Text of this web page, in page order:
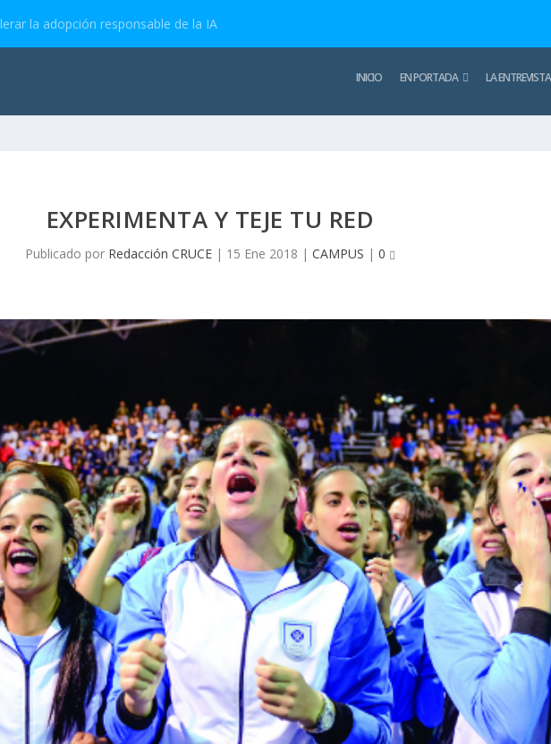
la adopción responsable de la IA
INICIO EN PORTADA LA ENTREVISTA
EXPERIMENTA Y TEJE TU RED
Publicado por Redacción CRUCE| 15 Ene 2018 | CAMPUS | 0